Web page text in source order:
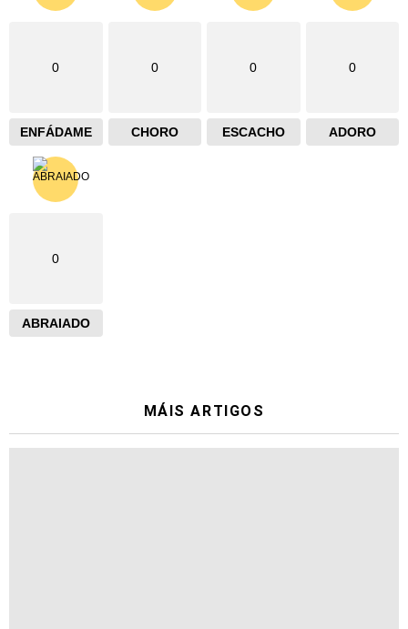
0
ENFÁDAME
0
CHORO
0
ESCACHO
0
ADORO
0
ABRAIADO
MÁIS ARTIGOS